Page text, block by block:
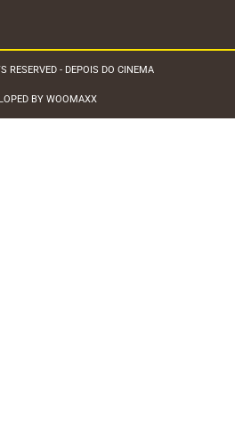
RESERVED - DEPOIS DO CINEMA
BY WOOMAXX